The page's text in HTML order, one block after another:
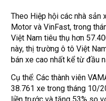
Theo Hiệp hội các nhà sản
Motor và VinFast, trong
Việt Nam tiêu thụ hơn
này, thị trường ô tô Việt
bán xe cao nhất kể từ đầu
Cụ thể: Các thành viên
38.761 xe trong tháng 10/